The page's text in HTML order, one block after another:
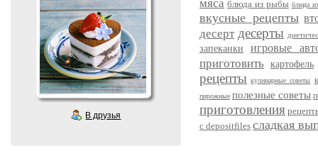
В друзья
мяса блюда из рыбы блюда
вкусные рецепты
десерт десерты
запеканки игровые
приготовить картофель
рецепты кулинарные советы
пирожные полезные советы
приготовления
с depositfiles сладкая